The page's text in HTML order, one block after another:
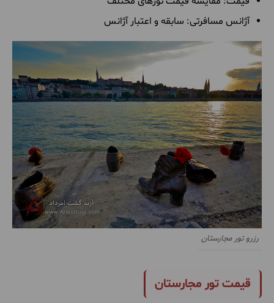
آژانس مسافرتی: سابقه و اعتبار آژانس
رزرو تور مجارستان
قیمت تور مجارستان